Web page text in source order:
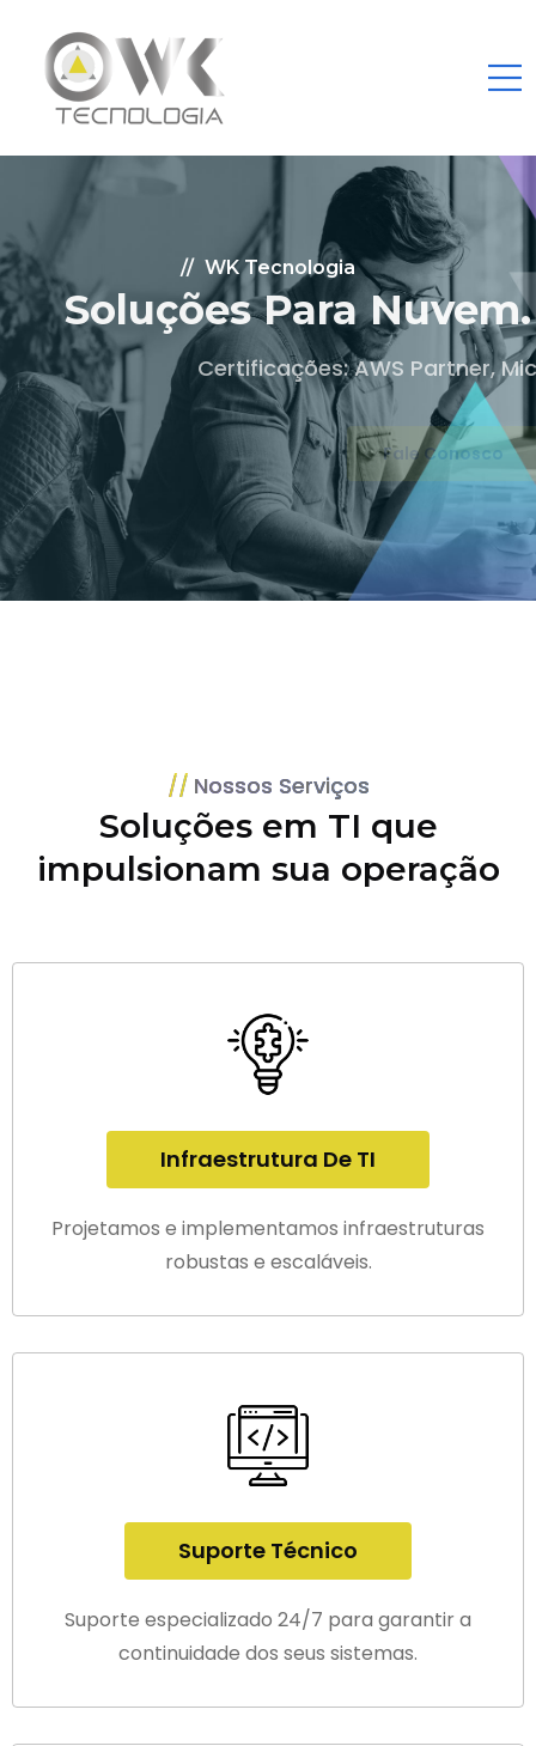
WK Tecnologia
Soluções Para Nuvem.
Certificações: AWS Partner, Microsoft Gold
Fale Conosco
Nossos Serviços
Soluções em TI que
impulsionam sua operação
Infraestrutura De TI
Projetamos e implementamos infraestruturas
robustas e escaláveis.
Suporte Técnico
Suporte especializado 24/7 para garantir a
continuidade dos seus sistemas.